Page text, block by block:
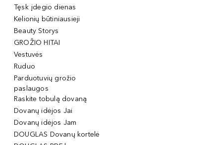
Tęsk įdegio dienas
Kelionių būtiniausieji
Beauty Storys
GROŽIO HITAI
Vestuvės
Ruduo
Parduotuvių grožio
paslaugos
Raskite tobulą dovaną
Dovanų idėjos Jai
Dovanų idėjos Jam
DOUGLAS Dovanų kortelė